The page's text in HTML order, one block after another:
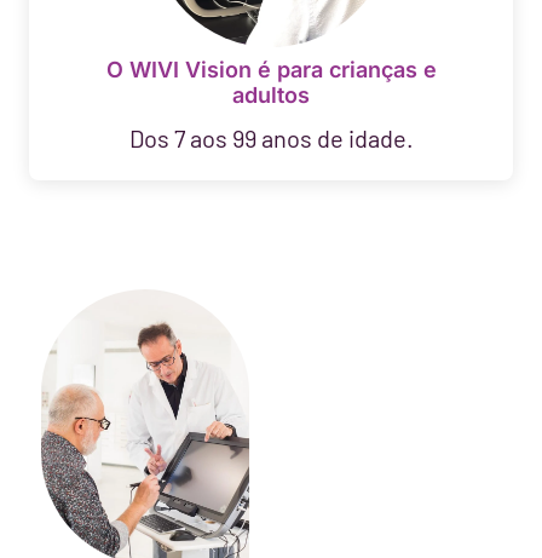
O WIVI Vision é para crianças e
adultos
Dos 7 aos 99 anos de idade.